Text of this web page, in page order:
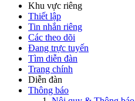
Khu vực riêng
Thiết lập
Tin nhắn riêng
Các theo dõi
Đang trực tuyến
Tìm diễn đàn
Trang chính
Diễn đàn
Thông báo